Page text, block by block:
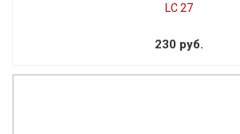
LC 27
230 руб.